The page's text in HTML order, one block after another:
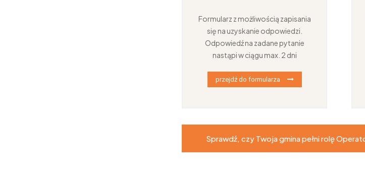
Formularz z możliwością zapisania
się na uzyskanie odpowiedzi.
Odpowiedź na zadane pytanie
nastąpi w ciągu max. 2 dni
przejdź do formularza
Sprawdź, czy Twoja gmina pełni rolę